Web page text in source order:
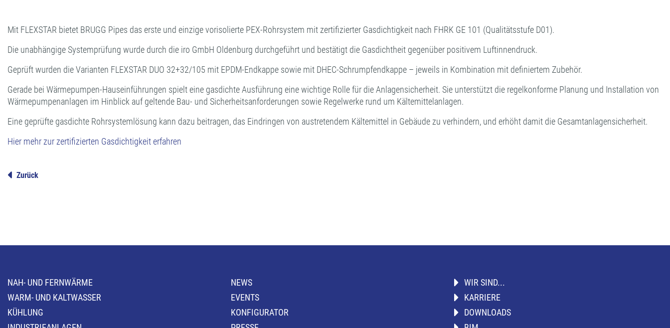
Mit FLEXSTAR bietet BRUGG Pipes das erste und einzige vorisolierte PEX-Rohrsystem mit zertifizierter Gasdichtigkeit nach FHRK GE 101 (Qualitätsstufe D01).
Die unabhängige Systemprüfung wurde durch die iro GmbH Oldenburg durchgeführt und bestätigt die Gasdichtheit gegenüber positivem Luftinnendruck.
Geprüft wurden die Varianten FLEXSTAR DUO 32+32/105 mit EPDM-Endkappe sowie mit DHEC-Schrumpfendkappe – jeweils in Kombination mit definiertem Zubehör.
Gerade bei Wärmepumpen-Hauseinführungen spielt eine gasdichte Ausführung eine wichtige Rolle für die Anlagensicherheit. Sie unterstützt die regelkonforme Planung und Installation von
Wärmepumpenanlagen im Hinblick auf geltende Bau- und Sicherheitsanforderungen sowie Regelwerke rund um Kältemittelanlagen.
Eine geprüfte gasdichte Rohrsystemlösung kann dazu beitragen, das Eindringen von austretendem Kältemittel in Gebäude zu verhindern, und erhöht damit die Gesamtanlagensicherheit.
Hier mehr zur zertifizierten Gasdichtigkeit erfahren
Zurück
NAH- UND FERNWÄRME
WARM- UND KALTWASSER
KÜHLUNG
NEWS
EVENTS
KONFIGURATOR
WIR SIND...
KARRIERE
DOWNLOADS